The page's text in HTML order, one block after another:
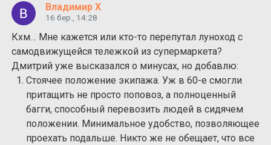
Владимир Х
16 бер., 14:28
Кхм… Мне кажется или кто-то перепутал луноход с
самодвижущейся тележкой из супермаркета?
Дмитрий уже высказался о минусах, но добавлю:
Стоячее положение экипажа. Уж в 60-е смогли
притащить не просто поповоз, а полноценный
багги, способный перевозить людей в сидячем
положении. Минимальное удобство, позволяющее
проехать подальше. Никто же не обещает, что все